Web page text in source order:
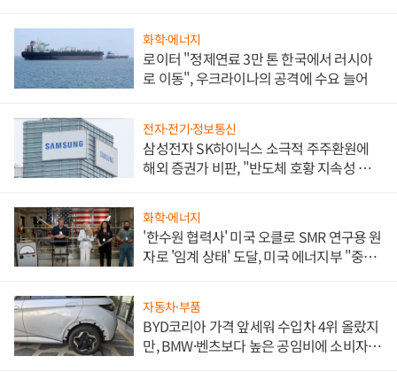
화학·에너지
로이터 "정제연료 3만 톤 한국에서 러시아
로 이동", 우크라이나의 공격에 수요 늘어
전자·전기·정보통신
삼성전자 SK하이닉스 소극적 주주환원에
해외 증권가 비판, "반도체 호황 지속성 의
화학·에너지
'한수원 협력사' 미국 오클로 SMR 연구용 원
자로 '임계 상태' 도달, 미국 에너지부 "중요
자동차·부품
BYD코리아 가격 앞세워 수입차 4위 올랐지
만, BMW·벤츠보다 높은 공임비에 소비자